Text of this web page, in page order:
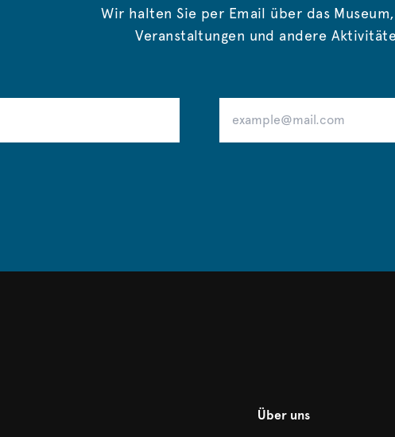
Wir halten Sie per Email über das
Veranstaltungen und andere
Über uns